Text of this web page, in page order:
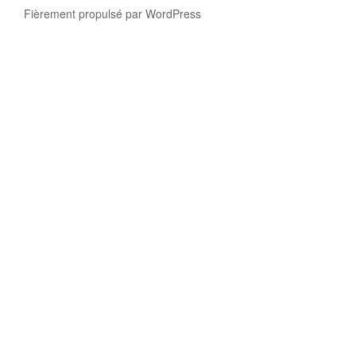
Fièrement propulsé par WordPress